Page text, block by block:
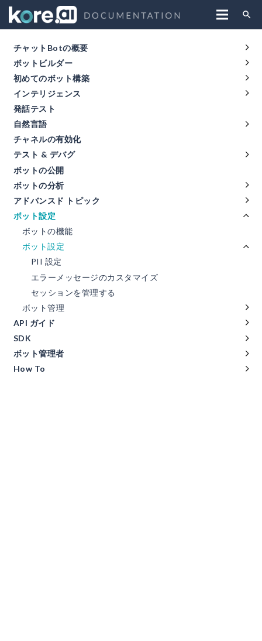
search
チャットBotの概要
ボットビルダー
初めてのボット構築
インテリジェンス
発話テスト
自然言語
チャネルの有効化
テスト & デバグ
ボットの公開
ボットの分析
アドバンスド トピック
ボット設定
ボットの機能
ボット設定
PII 設定
エラーメッセージのカスタマイズ
セッションを管理する
ボット管理
API ガイド
SDK
ボット管理者
How To